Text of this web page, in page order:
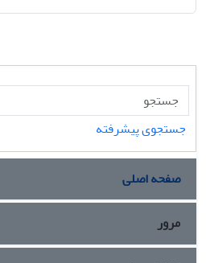
جستجوی پیشرفته
صفحه اصلی
مرور